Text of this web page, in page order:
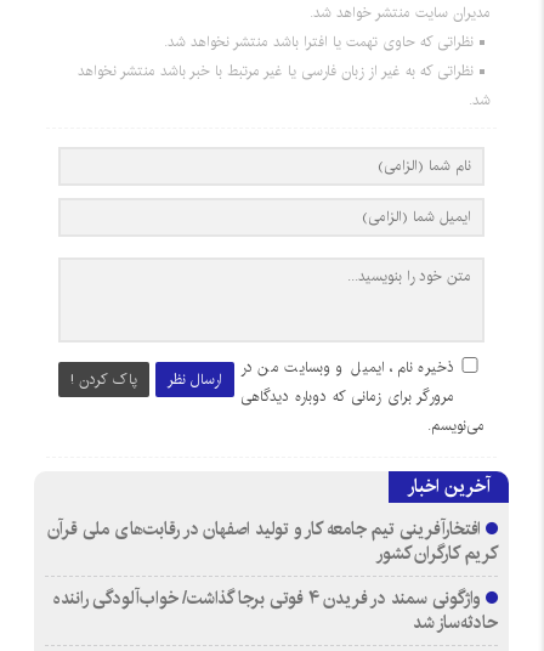
مدیران سایت منتشر خواهد شد.
نظراتی که حاوی تهمت یا افترا باشد منتشر نخواهد شد.
نظراتی که به غیر از زبان فارسی یا غیر مرتبط با خبر باشد منتشر نخواهد
شد.
ارسال نظر پاک کردن !
ذخیره نام، ایمیل و وبسایت من در
مرورگر برای زمانی که دوباره دیدگاهی
می‌نویسم.
آخرین اخبار
افتخارآفرینی تیم جامعه کار و تولید اصفهان در رقابت‌های ملی قرآن
کریم کارگران کشور
واژگونی سمند در فریدن ۴ فوتی برجا گذاشت/ خواب‌آلودگی راننده
حادثه‌ساز شد